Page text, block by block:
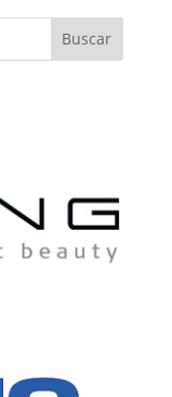
Buscar